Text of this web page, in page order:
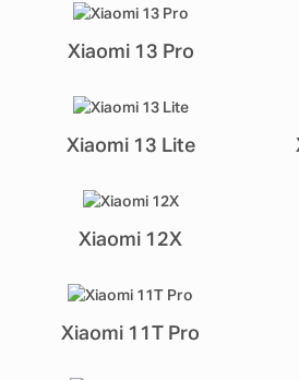
Xiaomi 13 Pro
Xiaomi 13 Lite
Xiaomi 12X
Xiaomi 11T Pro